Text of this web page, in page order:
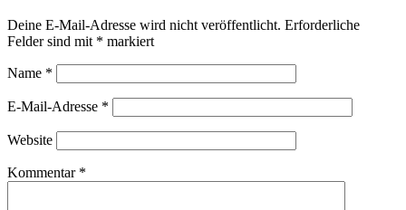
Deine E-Mail-Adresse wird nicht veröffentlicht. Erforderliche
Felder sind mit * markiert
Name *
E-Mail-Adresse *
Website
Kommentar *